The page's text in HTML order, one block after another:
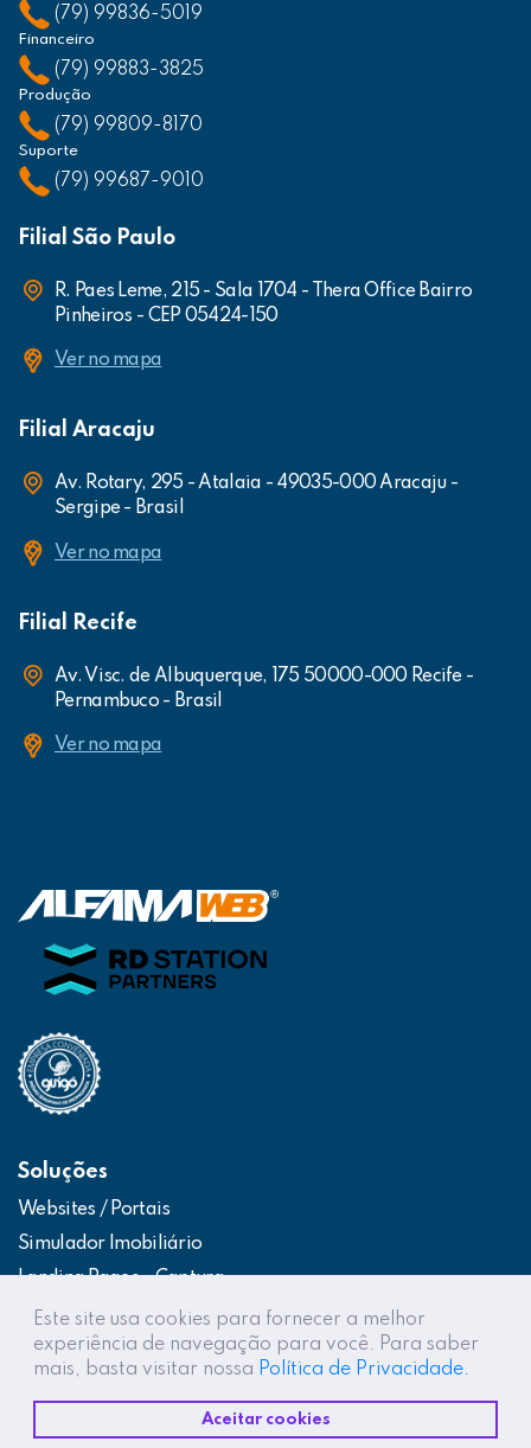
Este site usa cookies para fornecer a melhor
experiência de navegação para você. Para saber
mais, basta visitar nossa Política de Privacidade.
Aceitar cookies
(79) 99836-5019
Financeiro
(79) 99883-3825
Produção
(79) 99809-8170
Suporte
(79) 99687-9010
Filial São Paulo
R. Paes Leme, 215 - Sala 1704 - Thera Office Bairro
Pinheiros - CEP 05424-150
Ver no mapa
Filial Aracaju
Av. Rotary, 295 - Atalaia - 49035-000 Aracaju -
Sergipe - Brasil
Ver no mapa
Filial Recife
Av. Visc. de Albuquerque, 175 50000-000 Recife -
Pernambuco - Brasil
Ver no mapa
Soluções
Websites / Portais
Simulador Imobiliário
Landing Pages – Captura
Web App – Portal do Cliente
Intranets / Extranets
Integração Construtor de Vendas
Destaques